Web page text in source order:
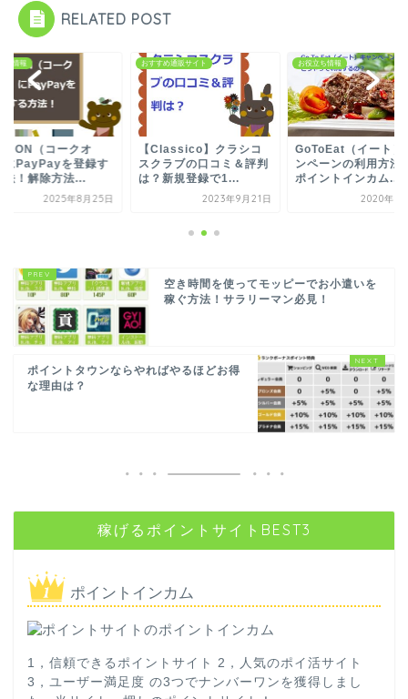
RELATED POST
め通販サイト
】クラシコ
ラブの口コミ＆評判
新規登録で1...
2023年9月21日
お役立ち情報
GoToEat（イート）キャ
ンペーンの利用方法は？
ポイントインカム...
2020年10月1日
お役立ち情報
Coke ON（コークオ
ン）にPayPayを登
る方法！解除方法...
2025年8
空き時間を使ってモッピーでお小遣いを
稼ぐ方法！サラリーマン必見！
ポイントタウンならやればやるほどお得
な理由は？
稼げるポイントサイトBEST3
ポイントインカム
1，信頼できるポイントサイト 2，人気のポイ活サイト
3，ユーザー満足度 の3つでナンバーワンを獲得しまし